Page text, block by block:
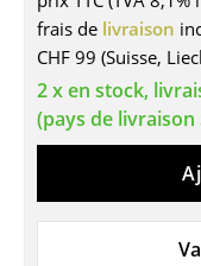
Tables
Tables de repas
Tables d’appoint
Bureaux &
frais de livraison
CHF 99 (Suisse,
2 x en stock,
(pays de livraison